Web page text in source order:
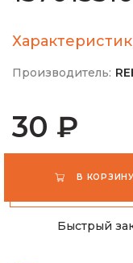
Производитель:
30 ₽
В КОРЗИНУ
Быстрый